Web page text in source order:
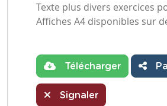
Texte plus divers exercices
Affiches A4 disponibles sur
Télécharger
Signaler